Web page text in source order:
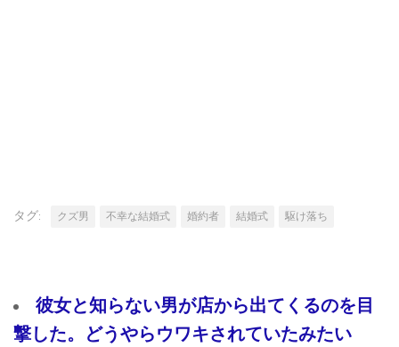
タグ: クズ男 不幸な結婚式 婚約者 結婚式 駆け落ち
彼女と知らない男が店から出てくるのを目
撃した。どうやらウワキされていたみたい